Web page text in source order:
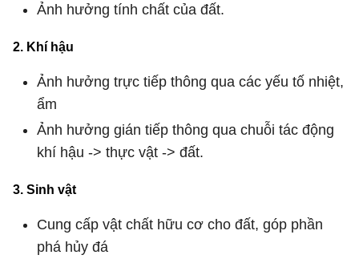
Ảnh hưởng tính chất của đất.
2. Khí hậu
Ảnh hưởng trực tiếp thông qua các yếu tố nhiệt,
ẩm
Ảnh hưởng gián tiếp thông qua chuỗi tác động
khí hậu -> thực vật -> đất.
3. Sinh vật
Cung cấp vật chất hữu cơ cho đất, góp phần
phá hủy đá